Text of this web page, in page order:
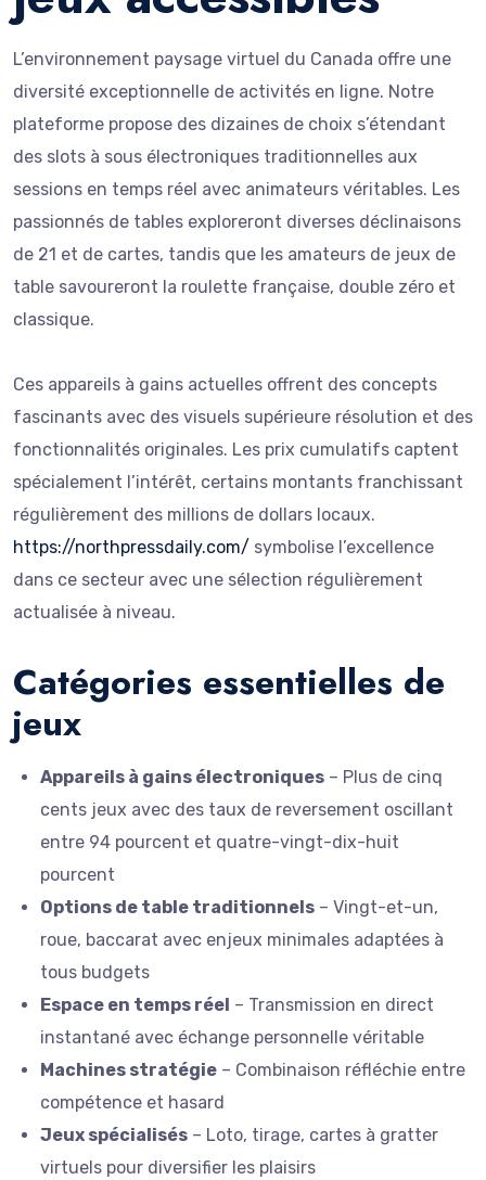
L’environnement paysage virtuel du Canada offre une
diversité exceptionnelle de activités en ligne. Notre
plateforme propose des dizaines de choix s’étendant
des slots à sous électroniques traditionnelles aux
sessions en temps réel avec animateurs véritables. Les
passionnés de tables exploreront diverses déclinaisons
de 21 et de cartes, tandis que les amateurs de jeux de
table savoureront la roulette française, double zéro et
classique.
Ces appareils à gains actuelles offrent des concepts
fascinants avec des visuels supérieure résolution et des
fonctionnalités originales. Les prix cumulatifs captent
spécialement l’intérêt, certains montants franchissant
régulièrement des millions de dollars locaux.
https://northpressdaily.com/ symbolise l’excellence
dans ce secteur avec une sélection régulièrement
actualisée à niveau.
Catégories essentielles de
jeux
Appareils à gains électroniques – Plus de cinq
cents jeux avec des taux de reversement oscillant
entre 94 pourcent et quatre-vingt-dix-huit
pourcent
Options de table traditionnels – Vingt-et-un,
roue, baccarat avec enjeux minimales adaptées à
tous budgets
Espace en temps réel – Transmission en direct
instantané avec échange personnelle véritable
Machines stratégie – Combinaison réfléchie entre
compétence et hasard
Jeux spécialisés – Loto, tirage, cartes à gratter
virtuels pour diversifier les plaisirs